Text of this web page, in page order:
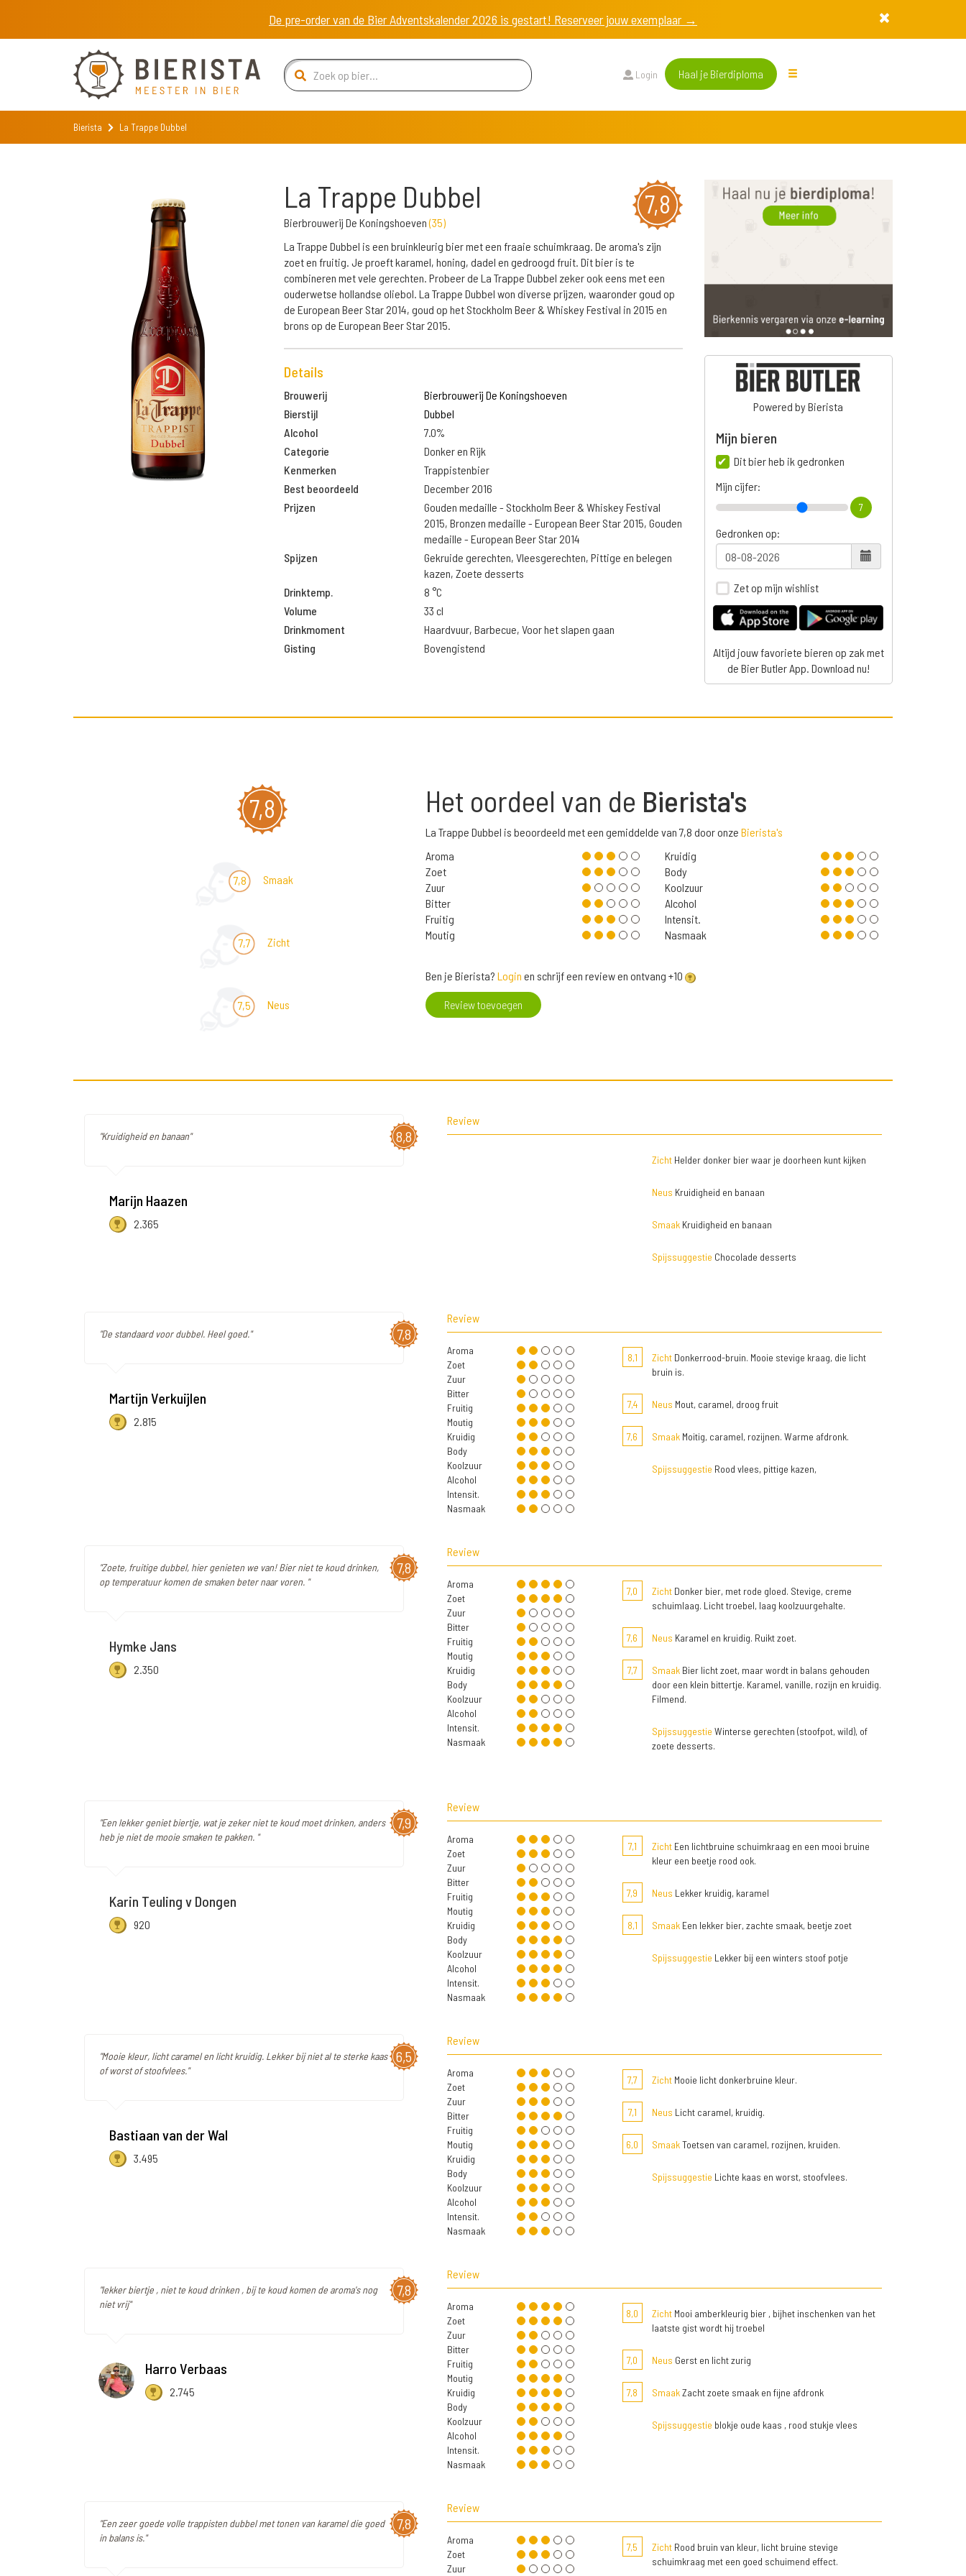
De pre-order van de Bier Adventskalender 2026 is gestart! Reserveer jouw exemplaar →
Login Haal je Bierdiploma
Bierista La Trappe Dubbel
7,8
La Trappe Dubbel
Bierbrouwerij De Koningshoeven(35)
La Trappe Dubbel is een bruinkleurig bier met een fraaie schuimkraag. De aroma's zijn
zoet en fruitig. Je proeft karamel, honing, dadel en gedroogd fruit. Dit bier is te
combineren met vele gerechten. Probeer de La Trappe Dubbel zeker ook eens met een
ouderwetse hollandse oliebol. La Trappe Dubbel won diverse prijzen, waaronder goud op
de European Beer Star 2014, goud op het Stockholm Beer & Whiskey Festival in 2015 en
brons op de European Beer Star 2015.
Details
Brouwerij
Bierbrouwerij De Koningshoeven
Bierstijl
Dubbel
Alcohol
7.0%
Categorie
Donker en Rijk
Kenmerken
Trappistenbier
Best beoordeeld
December 2016
Prijzen
Gouden medaille - Stockholm Beer & Whiskey Festival
2015, Bronzen medaille - European Beer Star 2015, Gouden
medaille - European Beer Star 2014
Spijzen
Gekruide gerechten, Vleesgerechten, Pittige en belegen
kazen, Zoete desserts
Drinktemp.
8 °C
Volume
33 cl
Drinkmoment
Haardvuur, Barbecue, Voor het slapen gaan
Gisting
Bovengistend
Powered by Bierista
Mijn bieren
Dit bier heb ik gedronken
Mijn cijfer:
7
Gedronken op:
Zet op mijn wishlist
Altijd jouw favoriete bieren op zak met
de Bier Butler App. Download nu!
7,8
7,8 Smaak
7,7 Zicht
7,5 Neus
Het oordeel van de Bierista's
La Trappe Dubbel is beoordeeld met een gemiddelde van 7,8 door onze Bierista's
Aroma
Zoet
Zuur
Bitter
Fruitig
Moutig
Kruidig
Body
Koolzuur
Alcohol
Intensit.
Nasmaak
Ben je Bierista? Login en schrijf een review en ontvang +10
Review toevoegen
8,8
"Kruidigheid en banaan"
Marijn Haazen
2.365
Review
ZichtHelder donker bier waar je doorheen kunt kijken
Neus Kruidigheid en banaan
SmaakKruidigheid en banaan
Spijssuggestie Chocolade desserts
7,8
"De standaard voor dubbel. Heel goed."
Martijn Verkuijlen
2.815
Review
Aroma
Zoet
Zuur
Bitter
Fruitig
Moutig
Kruidig
Body
Koolzuur
Alcohol
Intensit.
Nasmaak
8,1 ZichtDonkerrood-bruin. Mooie stevige kraag, die licht
bruin is.
7,4 Neus Mout, caramel, droog fruit
7,6 SmaakMoitig, caramel, rozijnen. Warme afdronk.
Spijssuggestie Rood vlees, pittige kazen,
7,8
"Zoete, fruitige dubbel, hier genieten we van! Bier niet te koud drinken,
op temperatuur komen de smaken beter naar voren. "
Hymke Jans
2.350
Review
Aroma
Zoet
Zuur
Bitter
Fruitig
Moutig
Kruidig
Body
Koolzuur
Alcohol
Intensit.
Nasmaak
7,0 ZichtDonker bier, met rode gloed. Stevige, creme
schuimlaag. Licht troebel, laag koolzuurgehalte.
7,6 Neus Karamel en kruidig. Ruikt zoet.
7,7 SmaakBier licht zoet, maar wordt in balans gehouden
door een klein bittertje. Karamel, vanille, rozijn en kruidig.
Filmend.
Spijssuggestie Winterse gerechten (stoofpot, wild), of
zoete desserts.
7,9
"Een lekker geniet biertje, wat je zeker niet te koud moet drinken, anders
heb je niet de mooie smaken te pakken. "
Karin Teuling v Dongen
920
Review
Aroma
Zoet
Zuur
Bitter
Fruitig
Moutig
Kruidig
Body
Koolzuur
Alcohol
Intensit.
Nasmaak
7,1 ZichtEen lichtbruine schuimkraag en een mooi bruine
kleur een beetje rood ook.
7,9 Neus Lekker kruidig, karamel
8,1 SmaakEen lekker bier, zachte smaak, beetje zoet
Spijssuggestie Lekker bij een winters stoof potje
6,5
"Mooie kleur, licht caramel en licht kruidig. Lekker bij niet al te sterke kaas
of worst of stoofvlees."
Bastiaan van der Wal
3.495
Review
Aroma
Zoet
Zuur
Bitter
Fruitig
Moutig
Kruidig
Body
Koolzuur
Alcohol
Intensit.
Nasmaak
7,7 ZichtMooie licht donkerbruine kleur.
7,1 Neus Licht caramel, kruidig.
6,0 SmaakToetsen van caramel, rozijnen, kruiden.
Spijssuggestie Lichte kaas en worst, stoofvlees.
7,8
"lekker biertje , niet te koud drinken , bij te koud komen de aroma's nog
niet vrij"
Harro Verbaas
2.745
Review
Aroma
Zoet
Zuur
Bitter
Fruitig
Moutig
Kruidig
Body
Koolzuur
Alcohol
Intensit.
Nasmaak
8,0 ZichtMooi amberkleurig bier , bijhet inschenken van het
laatste gist wordt hij troebel
7,0 Neus Gerst en licht zurig
7,8 SmaakZacht zoete smaak en fijne afdronk
Spijssuggestie blokje oude kaas , rood stukje vlees
7,8
"Een zeer goede volle trappisten dubbel met tonen van karamel die goed
in balans is."
Review
Aroma
Zoet
Zuur
7,5 ZichtRood bruin van kleur, licht bruine stevige
schuimkraag met een goed schuimend effect.